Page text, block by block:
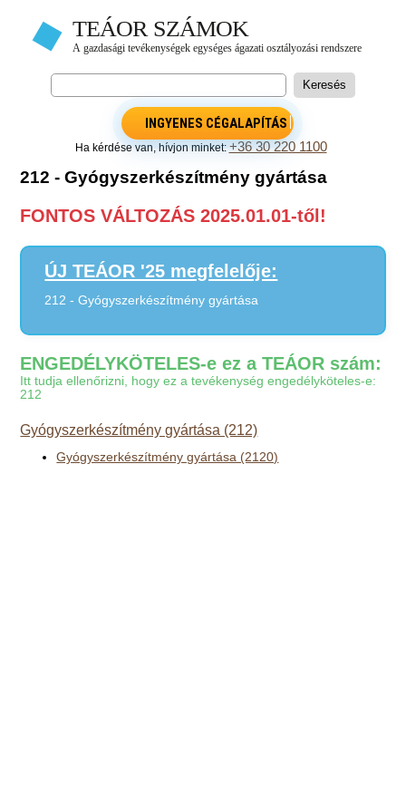
INGYENES CÉGALAPÍTÁS
Ha kérdése van, hívjon minket:+36 30 220 1100
212 - Gyógyszerkészítmény gyártása
FONTOS VÁLTOZÁS 2025.01.01-től!
ÚJ TEÁOR '25 megfelelője:
212 - Gyógyszerkészítmény gyártása
ENGEDÉLYKÖTELES-e ez a TEÁOR szám:
Itt tudja ellenőrizni, hogy ez a tevékenység engedélyköteles-e:
212
Gyógyszerkészítmény gyártása (212)
Gyógyszerkészítmény gyártása (2120)